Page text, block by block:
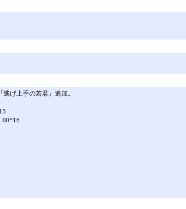
げ上手の若君』追加。
00*16